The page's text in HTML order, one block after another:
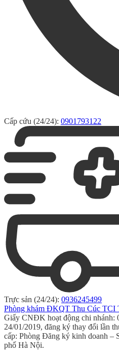
Cấp cứu (24/24): 0901793122
Trực sản (24/24): 0936245499
Phòng khám ĐKQT Thu Cúc TCI
Giấy CNĐK hoạt động chi nhánh:
24/01/2019, đăng ký thay đổi lần
cấp: Phòng Đăng ký kinh doanh –
phố Hà Nội.